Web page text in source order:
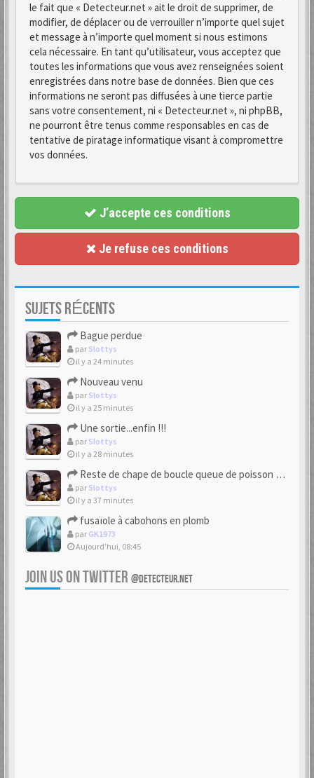
le fait que « Detecteur.net » ait le droit de supprimer, de
modifier, de déplacer ou de verrouiller n’importe quel sujet
et message à n’importe quel moment si nous estimons
cela nécessaire. En tant qu’utilisateur, vous acceptez que
toutes les informations que vous avez renseignées soient
enregistrées dans notre base de données. Bien que ces
informations ne seront pas diffusées à une tierce partie
sans votre consentement, ni « Detecteur.net », ni phpBB,
ne pourront être tenus comme responsables en cas de
tentative de piratage informatique visant à compromettre
vos données.
J’accepte ces conditions
Je refuse ces conditions
SUJETS RÉCENTS
Bague perdue
par Slottys
il y a 24 minutes
Nouveau venu
par Slottys
il y a 25 minutes
Une sortie...enfin !!!
par Slottys
il y a 28 minutes
Reste de chape de boucle queue de poisson bipartite 17/18eme
par Slottys
il y a 37 minutes
fusaïole à cabohons en plomb
par GK1973
Aujourd’hui, 08:45
JOIN US ON TWITTER @DETECTEUR.NET